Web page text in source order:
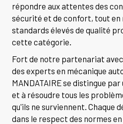
répondre aux attentes des
sécurité et de confort, tout
standards élevés de qualité
cette catégorie.
Fort de notre partenariat
des experts en mécanique
MANDATAIRE se distingue
et à résoudre tous les
qu'ils ne surviennent. Chaque
dans le respect des normes en